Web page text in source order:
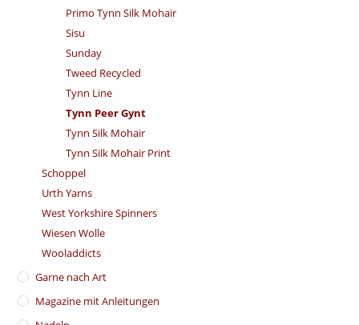
Primo Tynn Silk Mohair
Sisu
Sunday
Tweed Recycled
Tynn Line
Tynn Peer Gynt
Tynn Silk Mohair
Tynn Silk Mohair Print
Schoppel
Urth Yarns
West Yorkshire Spinners
Wiesen Wolle
Wooladdicts
Garne nach Art
Magazine mit Anleitungen